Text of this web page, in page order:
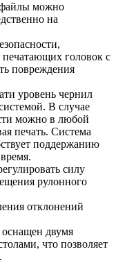
файлы можно
на
головок с
повреждения
уровень чернил
В случае
можно в любой
печать. Система
поддержанию
силу
рулонного
отклонений
двумя
что позволяет